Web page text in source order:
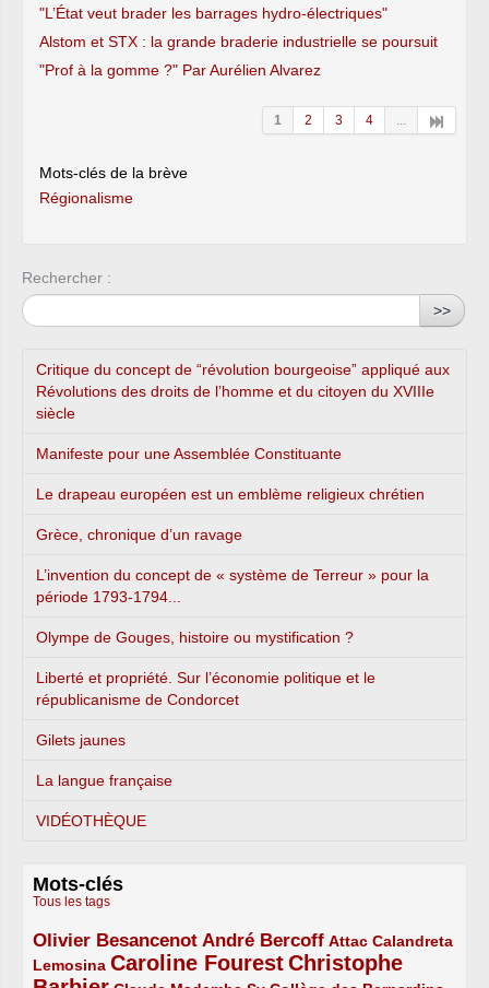
"L’État veut brader les barrages hydro-électriques"
Alstom et STX : la grande braderie industrielle se poursuit
"Prof à la gomme ?" Par Aurélien Alvarez
1 2 3 4
Mots-clés de la brève
Régionalisme
Rechercher :
>>
Critique du concept de “révolution bourgeoise” appliqué aux
Révolutions des droits de l’homme et du citoyen du XVIIIe
siècle
Manifeste pour une Assemblée Constituante
Le drapeau européen est un emblème religieux chrétien
Grèce, chronique d’un ravage
L’invention du concept de « système de Terreur » pour la
période 1793-1794...
Olympe de Gouges, histoire ou mystification ?
Liberté et propriété. Sur l’économie politique et le
républicanisme de Condorcet
Gilets jaunes
La langue française
VIDÉOTHÈQUE
Mots-clés
Tous les tags
Olivier Besancenot
3/5 André Bercoff
3/5 Attac
2/5
Calandreta
Lemosina
2/5 Caroline Fourest
4/5
Christophe